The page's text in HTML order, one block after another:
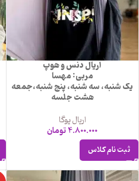
اریال دنس و هوپ
مربی: مهسا
یک شنبه، سه شنبه، پنج شنبه،جمعه
هشت جلسه
اریال یوگا
4.800.000تومان
ثبت نام کلاس